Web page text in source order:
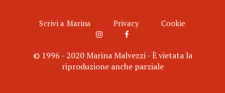
Scrivi a Marina Privacy Cookie
© 1996 - 2020 Marina Malvezzi - È vietata la
riproduzione anche parziale